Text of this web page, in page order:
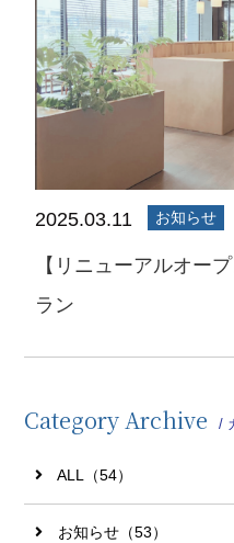
2025.03.11 お知らせ
【リニューアルオー
ラン
Category Archive /
ALL（54）
お知らせ（53）